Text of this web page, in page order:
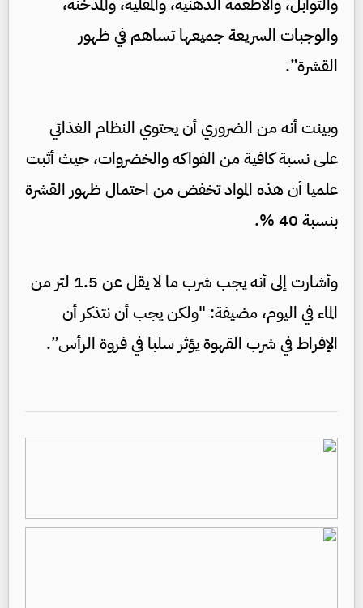
والوجبات السريعة جميعها تساهم في ظهور
القشرة”.
وبينت أنه من الضروري أن يحتوي النظام الغذائي
على نسبة كافية من الفواكه والخضروات، حيث أثبت
علميا أن هذه المواد تخفض من احتمال ظهور القشرة
بنسبة 40 %.
وأشارت إلى أنه يجب شرب ما لا يقل عن 1.5 لتر من
الماء في اليوم، مضيفة: "ولكن يجب أن نتذكر أن
الإفراط في شرب القهوة يؤثر سلبا في فروة الرأس”.